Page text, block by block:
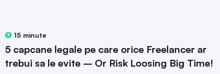
15 minute
5 capcane legale pe care orice Freelancer ar
trebui sa le evite – Or Risk Loosing Big Time!